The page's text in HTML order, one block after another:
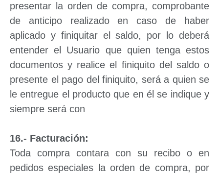
presentar la orden de compra, comprobante
de anticipo realizado en caso de haber
aplicado y finiquitar el saldo, por lo deberá
entender el Usuario que quien tenga estos
documentos y realice el finiquito del saldo o
presente el pago del finiquito, será a quien se
le entregue el producto que en él se indique y
siempre será con
16.- Facturación:
Toda compra contara con su recibo o en
pedidos especiales la orden de compra, por